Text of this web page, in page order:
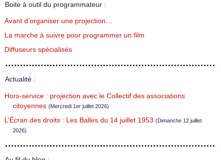
Boite à outil du programmateur :
Avant d’organiser une projection…
La marche à suivre pour programmer un film
Diffuseurs spécialisés
Actualité :
Hors-service : projection avec le Collectif des associations
citoyennes (Mercredi 1er juillet 2026)
L’Écran des droits : Les Balles du 14 juillet 1953 (Dimanche 12 juillet
2026)